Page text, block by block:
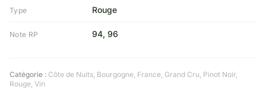
Type Rouge
Note RP 94, 96
Catégorie : Côte de Nuits, Bourgogne, France, Grand Cru, Pinot Noir,
Rouge, Vin